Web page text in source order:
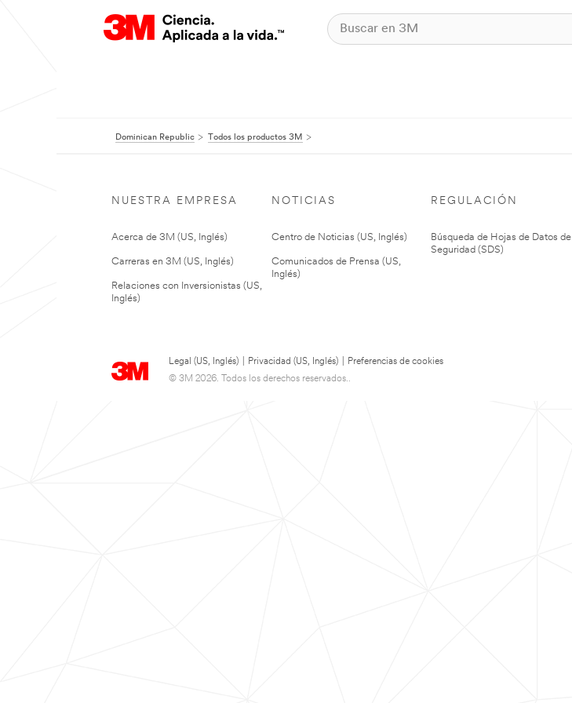
Dominican Republic Todos los productos 3M
NUESTRA EMPRESA
Acerca de 3M (US, Inglés)
Carreras en 3M (US, Inglés)
Relaciones con Inversionistas (US,
Inglés)
NOTICIAS
Centro de Noticias (US, Inglés)
Comunicados de Prensa (US,
Inglés)
REGULACIÓN
Búsqueda de Hojas de Datos de
Seguridad (SDS)
Legal (US, Inglés) Privacidad (US, Inglés)
Preferencias de cookies
© 3M 2026. Todos los derechos reservados..